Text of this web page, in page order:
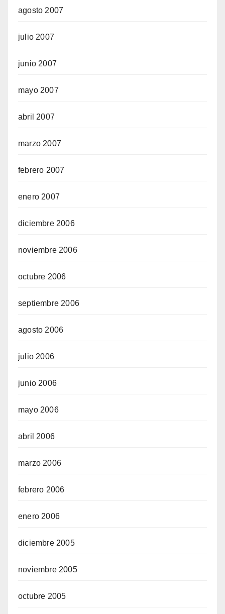
agosto 2007
julio 2007
junio 2007
mayo 2007
abril 2007
marzo 2007
febrero 2007
enero 2007
diciembre 2006
noviembre 2006
octubre 2006
septiembre 2006
agosto 2006
julio 2006
junio 2006
mayo 2006
abril 2006
marzo 2006
febrero 2006
enero 2006
diciembre 2005
noviembre 2005
octubre 2005